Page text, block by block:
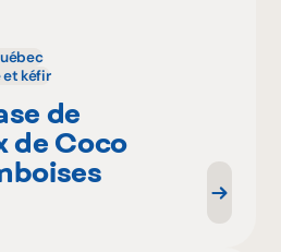
et kéfir
de
de Coco